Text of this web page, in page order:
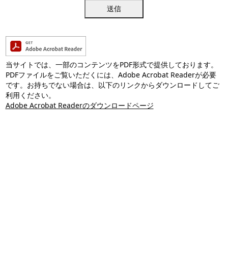
送信
当サイトでは、一部のコンテンツをPDF形式で提供しております。
PDFファイルをご覧いただくには、Adobe Acrobat Readerが必要
です。お持ちでない場合は、以下のリンクからダウンロードしてご
利用ください。
Adobe Acrobat Readerのダウンロードページ